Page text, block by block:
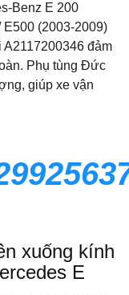
Benz E 200
E500 (2003-2009)
đảm
Phụ tùng Đức
giúp xe vận
xuống kính
E